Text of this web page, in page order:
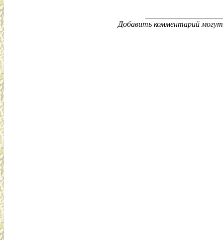
Добавить комментарий